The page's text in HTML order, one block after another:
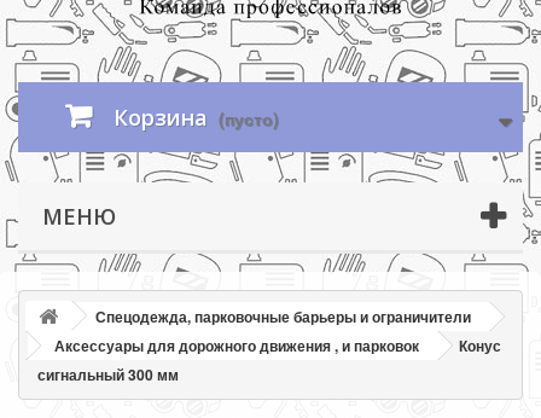
Корзина (пусто)
МЕНЮ
Спецодежда, парковочные барьеры и ограничители
Аксессуары для дорожного движения , и парковок
Конус
сигнальный 300 мм